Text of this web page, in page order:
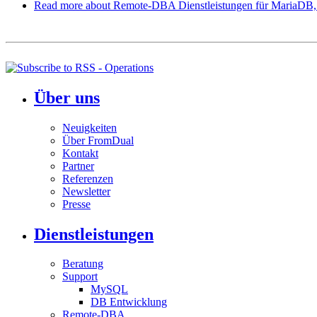
Read more about Remote-DBA Dienstleistungen für
Über uns
Neuigkeiten
Über FromDual
Kontakt
Partner
Referenzen
Newsletter
Presse
Dienstleistungen
Beratung
Support
MySQL
DB Entwicklung